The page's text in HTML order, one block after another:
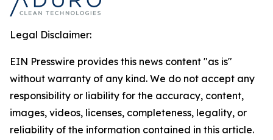
Legal Disclaimer:
EIN Presswire provides this news content "as is"
without warranty of any kind. We do not accept any
responsibility or liability for the accuracy, content,
images, videos, licenses, completeness, legality, or
reliability of the information contained in this article.